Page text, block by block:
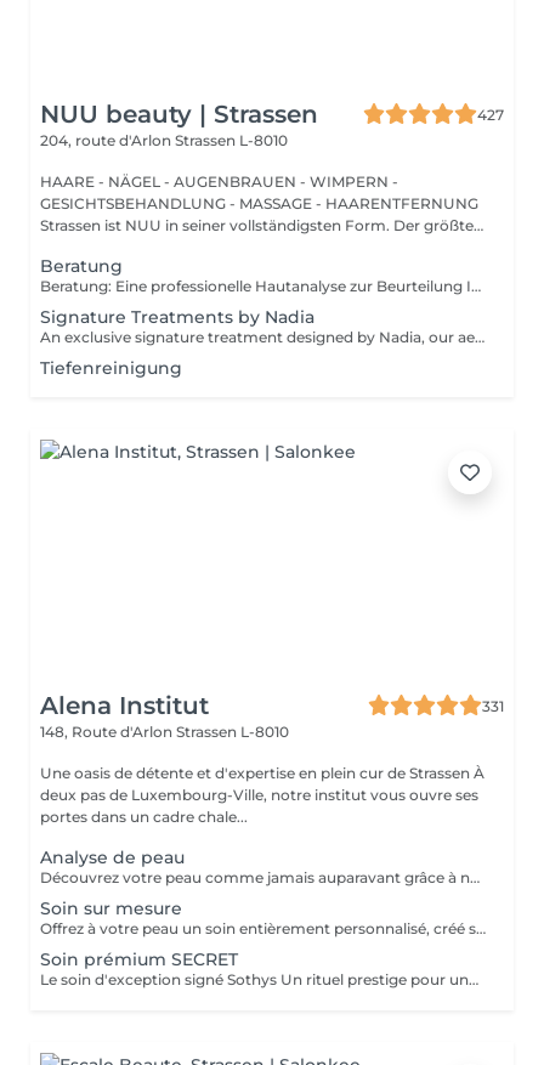
NUU beauty | Strassen
427
204, route d'Arlon Strassen L-8010
HAARE - NÄGEL - AUGENBRAUEN - WIMPERN -
GESICHTSBEHANDLUNG - MASSAGE - HAARENTFERNUNG
Strassen ist NUU in seiner vollständigsten Form. Der größte
Beratung
Beratung: Eine professionelle Hautanalyse zur Beurteilung Ihres Hautzustands, zur Besprechung Ihrer Hautbedürfnisse und zur Empfehlung der passenden Behandlungen sowie einer geeigneten Pflege für zu Hause. Beratung & Erste Behandlung: Eine professionelle Hautanalyse zur Beurteilung Ihres Hautzustands, zur Besprechung Ihrer Hautbedürfnisse und zur Empfehlung der passenden Behandlungen sowie einer geeigneten Pflege für zu Hause. Anschließend folgt eine individuell angepasste Behandlung, die auf die aktuellen Bedürfnisse Ihrer Haut abgestimmt ist. Der Preis hängt von der gewählten Behandlung ab.
Signature Treatments by Nadia
An exclusive signature treatment designed by Nadia, our aesthetician, for the delicate eye and neck area. It delivers intensive hydration and improves skin elasticity, helping to restore firmness, smoothness, and a visibly refreshed appearance. The treatment helps reduce the appearance of fine lines, provides a gentle brightening effect around the eyes, and creates a natural lifting result for a more rested and youthful look. Another combination is eye- and neck-intensive hydration with a full facial treatment. This combination is ideal for clients seeking full-face care and an instantly refreshed, healthy look.
Tiefenreinigung
Alena Institut
331
148, Route d'Arlon Strassen L-8010
Une oasis de détente et d'expertise en plein cur de Strassen À
deux pas de Luxembourg-Ville, notre institut vous ouvre ses
portes dans un cadre chale...
Analyse de peau
Découvrez votre peau comme jamais auparavant grâce à notre diagnostic cutané avancé. À l'aide d'un analyseur professionnel et de l'oeil expert de votre esthéticienne, nous évaluons différents paramètres essentiels tels que l'hydratation, le sébum, la profondeur des rides , l'état de votre barrière cutané et beaucoup d'autre mesures afin d'obtenir une vision précise de l'état de votre peau. Cette analyse nous permet de cibler vos besoins réels et de vous orienter vers les soins et les produits les plus adaptés pour optimiser vos résultats. Un véritable point de départ pour construire une routine beauté efficace et personnalisée. Diagnostic offert lorsqu'il est réalisé dans le cadre d'un soin ou à l'achat de produits.
Soin sur mesure
Offrez à votre peau un soin entièrement personnalisé, créé sur mesure par votre experte Sothys selon ses besoins du moment. Grâce à un analyseur professionnel et à l'il expert de votre esthéticienne, nous évaluons différents paramètres essentiels : hydratation, sébum, profondeur des rides, état de la barrière cutanée et bien d'autres mesures. Ce diagnostic précis permet d'identifier les besoins réels de votre peau et d'adapter chaque étape du soin : nettoyage profond, exfoliation ciblée, modelage expert, masque haute performance et sélection d'actifs Sothys selon votre objectif hydratation, éclat, apaisement, anti-âge ou pureté. Un seul soin, des milliers de possibilités, pour rééquilibrer votre peau et révéler un teint plus lumineux, plus lisse et plus uniforme dès la première séance. Un véritable point de départ pour construire une routine beauté efficace, avec des soins et des produits parfaitement adaptés à votre peau.
Soin prémium SECRET
Le soin d'exception signé Sothys Un rituel prestige pour une transformation visible de la peau et une expérience sensorielle incomparable. Ce soin d'exception combine des manoeuvres expertes Sothys, des textures nobles, un double modelage visage sur-mesure et un masque haute performance pour lisser, repulper et illuminer intensément la peau. Grâce à une séquence unique de gestes précis et enveloppants, le Rituel Secret offre un moment de lâcher-prise total et des résultats visibles dès la première séance : peau éclatante, lissée, revitalisée et profondément nourrie. Un soin rare, élégant, pensé pour les clientes exigeantes qui recherchent : - une expérience prémium, - des résultats anti-âge visibles rapidement, - un moment d'exception, hors du temps, réservé aux instituts experts Sothys.